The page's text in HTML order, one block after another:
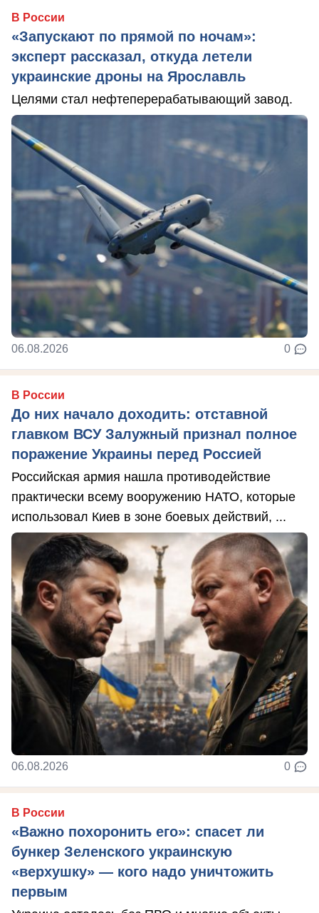
В России
«Запускают по прямой по ночам»:
эксперт рассказал, откуда летели
украинские дроны на Ярославль
Целями стал нефтеперерабатывающий завод.
06.08.2026 0
В России
До них начало доходить: отставной
главком ВСУ Залужный признал полное
поражение Украины перед Россией
Российская армия нашла противодействие
практически всему вооружению НАТО, которые
использовал Киев в зоне боевых действий, ...
06.08.2026 0
В России
«Важно похоронить его»: спасет ли
бункер Зеленского украинскую
«верхушку» — кого надо уничтожить
первым